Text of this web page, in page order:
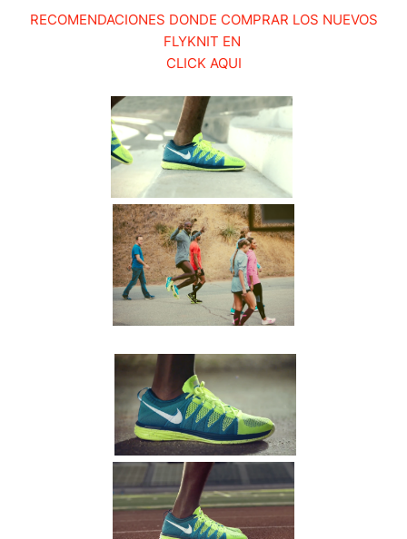
RECOMENDACIONES DONDE COMPRAR LOS NUEVOS
FLYKNIT EN
CLICK AQUI